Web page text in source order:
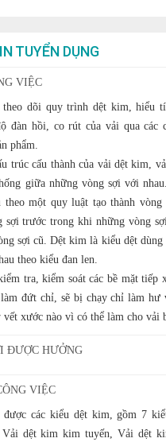
TUYỂN DỤNG
VIỆC
theo dõi quy trình dệt kim, hiểu
đàn hồi, co rút của vải qua các
phẩm.
trúc cấu thành của vải dệt kim,
giữa những vòng sợi với
theo một quy luật tạo thành
sợi trước trong khi những vòng
sợi cũ. Dệt kim là kiểu dệt dùng
theo kiểu đan len.
tra, kiểm soát các bề mặt tiếp
đứt chỉ, sẽ bị chạy chỉ làm hư
vết xước nào vì có thể làm cho vải
ĐƯỢC HƯỞNG
VIỆC
được các kiểu dệt kim, gồm 7
Vải dệt kim kim tuyến, Vải dệt